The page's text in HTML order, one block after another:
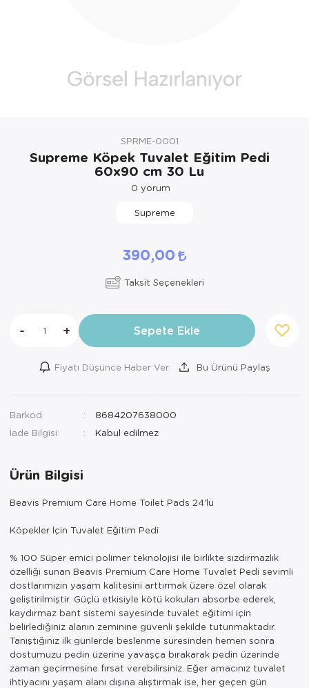
SPRME-0001
Supreme Köpek Tuvalet Eğitim Pedi
60x90 cm 30 Lu
0 yorum
Supreme
390,00
Taksit Seçenekleri
- + Sepete Ekle
Fiyatı Düşünce Haber Ver Bu Ürünü Paylaş
Barkod
8684207638000
İade Bilgisi:
Ürün Bilgisi
Beavis Premium Care Home Toilet Pads 24'lü
Köpekler İçin Tuvalet Eğitim Pedi
% 100 Süper emici polimer teknolojisi ile birlikte sızdırmazlık
özelliği sunan Beavis Premium Care Home Tuvalet Pedi sevimli
dostlarımızın yaşam kalitesini arttırmak üzere özel olarak
geliştirilmiştir. Güçlü etkisiyle kötü kokuları absorbe ederek,
kaydırmaz bant sistemi sayesinde tuvalet eğitimi için
belirlediğiniz alanın zeminine güvenli şekilde tutunmaktadır.
Tanıştığınız ilk günlerde beslenme süresinden hemen sonra
dostumuzu pedin üzerine yavaşça bırakarak pedin üzerinde
zaman geçirmesine fırsat verebilirsiniz. Eğer amacınız tuvalet
ihtiyacını yaşam alanı dışına alıştırmak ise, her geçen gün